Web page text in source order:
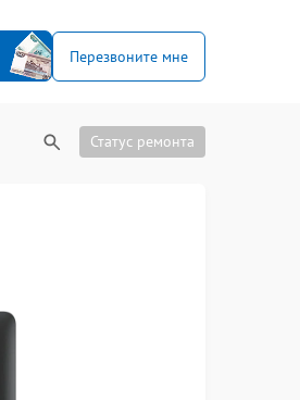
Перезвоните мне
Статус ремонта